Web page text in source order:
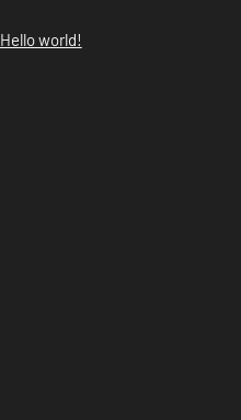
Hello world!